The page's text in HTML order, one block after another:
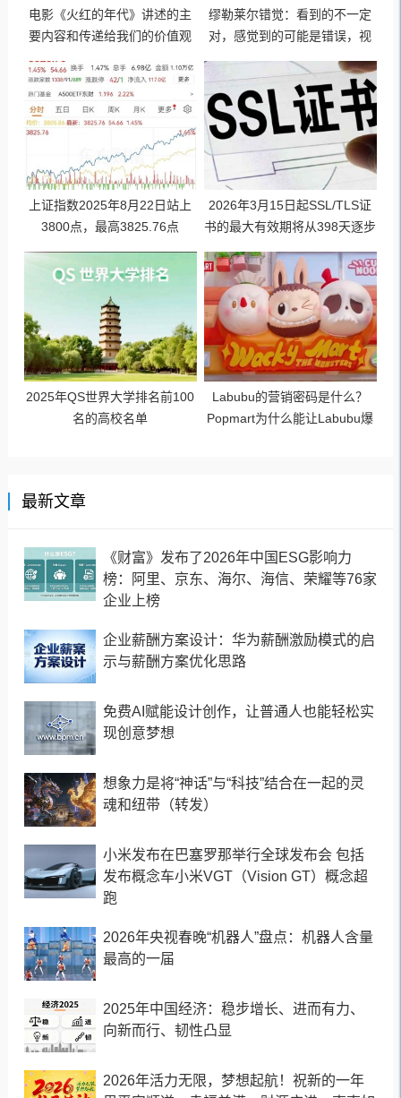
电影《火红的年代》讲述的主
要内容和传递给我们的价值观
念、迎难而上
缪勒莱尔错觉：看到的不一定
对，感觉到的可能是错误，视
上证指数2025年8月22日站上
3800点，最高3825.76点
2026年3月15日起SSL/TLS证
书的最大有效期将从398天逐步
缩短至47天
2025年QS世界大学排名前100
名的高校名单
Labubu的营销密码是什么？
Popmart为什么能让Labubu爆
最新文章
《财富》发布了2026年中国ESG影响力
榜：阿里、京东、海尔、海信、荣耀等76家
企业上榜
企业薪酬方案设计：华为薪酬激励模式的启
示与薪酬方案优化思路
免费AI赋能设计创作，让普通人也能轻松实
现创意梦想
想象力是将“神话”与“科技”结合在一起的灵
魂和纽带（转发）
小米发布在巴塞罗那举行全球发布会 包括
发布概念车小米VGT（Vision GT）概念超
跑
2026年央视春晚“机器人”盘点：机器人含量
最高的一届
2025年中国经济：稳步增长、进而有力、
向新而行、韧性凸显
2026年活力无限，梦想起航！祝新的一年